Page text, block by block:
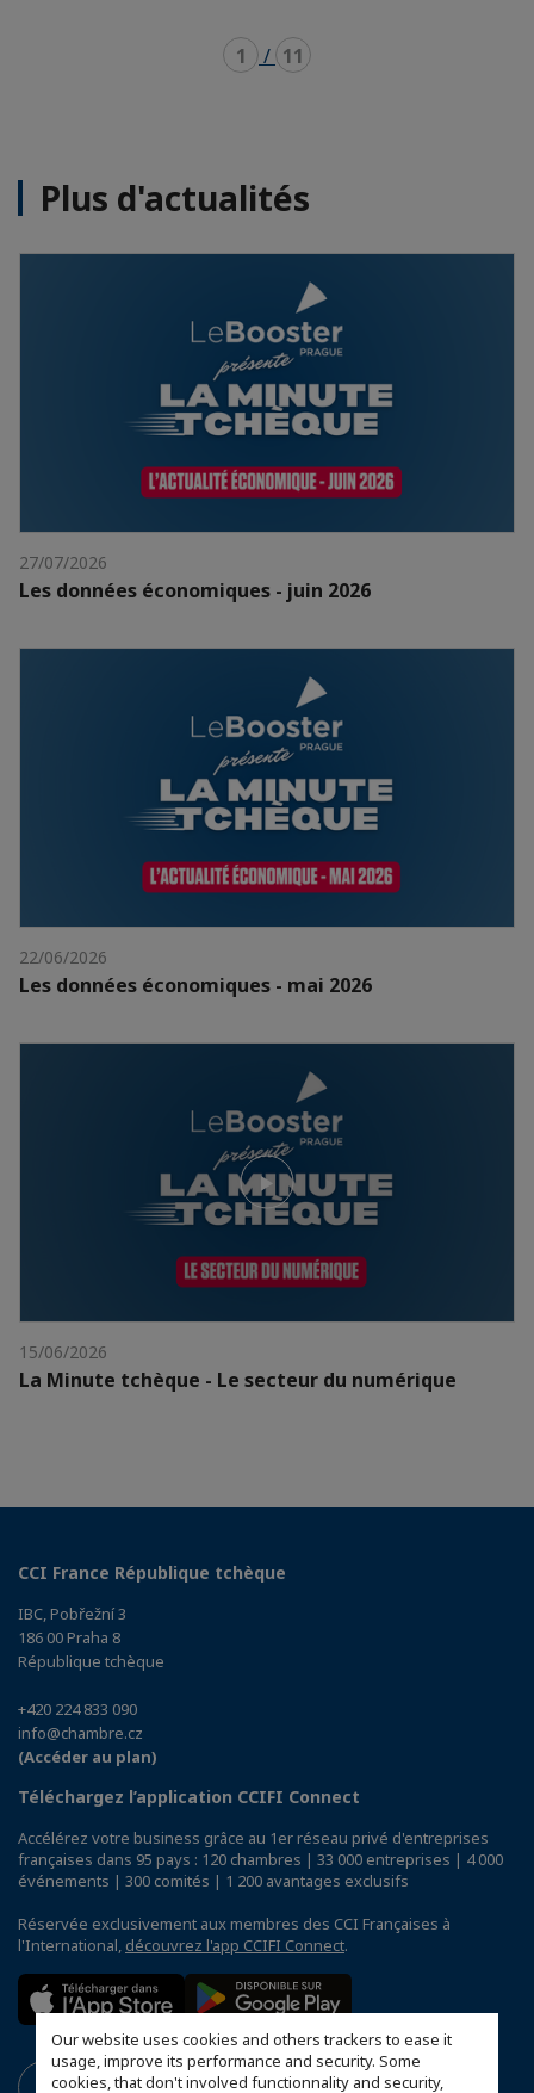
Our website uses cookies and others trackers to ease it
usage, improve its performance and security. Some
cookies, that don't involved functionnality and security,
1 / 11
Plus d'actualités
27/07/2026
Les données économiques - juin 2026
22/06/2026
Les données économiques - mai 2026
15/06/2026
La Minute tchèque - Le secteur du numérique
CCI France République tchèque
IBC, Pobřežní 3
186 00 Praha 8
République tchèque
+420 224 833 090
info@chambre.cz
(Accéder au plan)
Téléchargez l’application CCIFI Connect
Accélérez votre business grâce au 1er réseau privé d'entreprises
françaises dans 95 pays : 120 chambres | 33 000 entreprises | 4 000
événements | 300 comités | 1 200 avantages exclusifs
Réservée exclusivement aux membres des CCI Françaises à
l'International, découvrez l'app CCIFI Connect.